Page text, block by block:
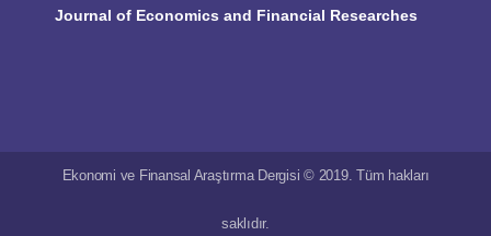
Journal of Economics and Financial Researches
Ekonomi ve Finansal Araştırma Dergisi © 2019. Tüm hakları
saklıdır.